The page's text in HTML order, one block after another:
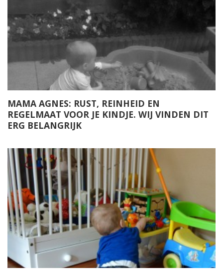
MAMA AGNES: RUST, REINHEID EN
REGELMAAT VOOR JE KINDJE. WIJ VINDEN DIT
ERG BELANGRIJK